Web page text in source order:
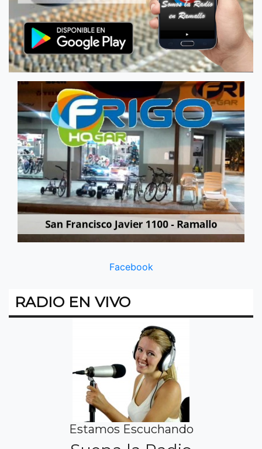
Facebook
RADIO EN VIVO
Estamos Escuchando